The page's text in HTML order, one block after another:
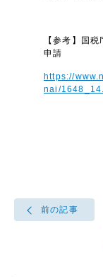
【参考】国
申請
https://
nai/
前の記事